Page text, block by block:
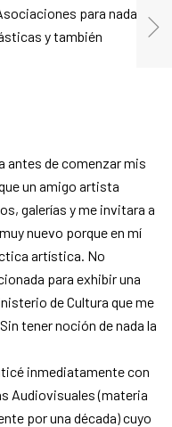
para nada
y también
antes de comenzar mis
un amigo artista
galerías y me invitara a
nuevo porque en mí
artística. No
para exhibir una
de Cultura que me
tener noción de nada la
inmediatamente con
Audiovisuales (materia
por una década) cuyo